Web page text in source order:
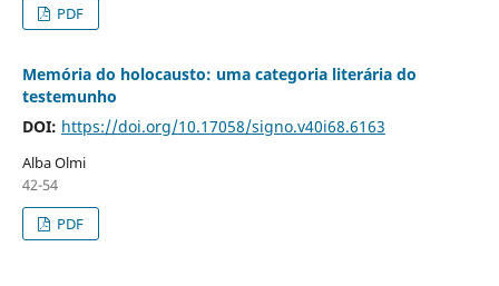
PDF
Memória do holocausto: uma categoria literária do
testemunho
DOI: https://doi.org/10.17058/signo.v40i68.6163
Alba Olmi
42-54
PDF